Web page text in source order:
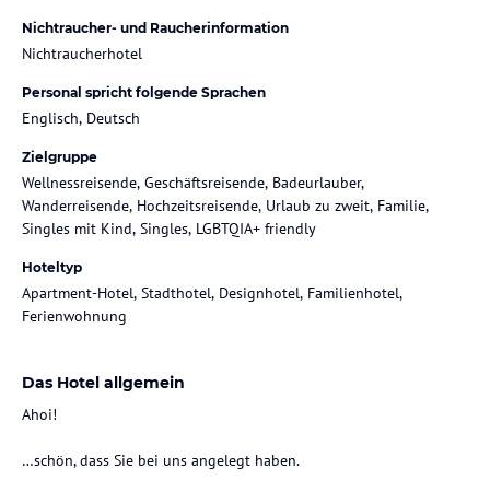
Nichtraucher- und Raucherinformation
Nichtraucherhotel
Personal spricht folgende Sprachen
Englisch, Deutsch
Zielgruppe
Wellnessreisende, Geschäftsreisende, Badeurlauber,
Wanderreisende, Hochzeitsreisende, Urlaub zu zweit, Familie,
Singles mit Kind, Singles, LGBTQIA+ friendly
Hoteltyp
Apartment-Hotel, Stadthotel, Designhotel, Familienhotel,
Ferienwohnung
Das Hotel allgemein
Ahoi!
…schön, dass Sie bei uns angelegt haben.